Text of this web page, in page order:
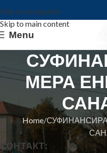
Skip to navigation
Skip to main content
Menu
МЕРА
Home
КОНТАКТ: